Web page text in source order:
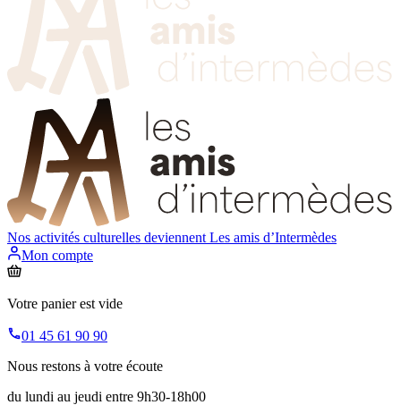
Nos activités culturelles deviennent Les amis d’Intermèdes
Mon compte
Votre panier est vide
01 45 61 90 90
Nous restons à votre écoute
du lundi au jeudi entre 9h30-18h00